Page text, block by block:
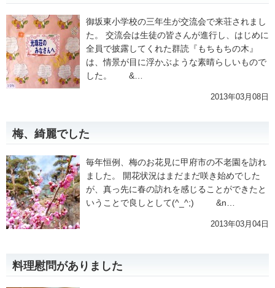
御坂東小学校の三年生が交流会で来荘されまし
た。 交流会は生徒の皆さんが進行し、はじめに
全員で披露してくれた群読『もちもちの木』
は、情景が目に浮かぶような素晴らしいもので
した。 &…
2013年03月08日
梅、綺麗でした
毎年恒例、梅のお花見に甲府市の不老園を訪れ
ました。 開花状況はまだまだ咲き始めでした
が、真っ先に春の訪れを感じることができたと
いうことで良しとして(^_^;) &n…
2013年03月04日
料理慰問がありました